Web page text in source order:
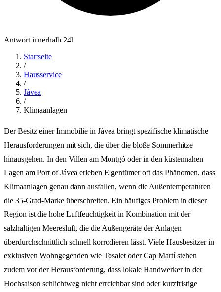
Antwort innerhalb 24h
Startseite
/
Hausservice
/
Jávea
/
Klimaanlagen
Der Besitz einer Immobilie in Jávea bringt spezifische klimatische
Herausforderungen mit sich, die über die bloße Sommerhitze
hinausgehen. In den Villen am Montgó oder in den küstennahen
Lagen am Port of Jávea erleben Eigentümer oft das Phänomen, dass
Klimaanlagen genau dann ausfallen, wenn die Außentemperaturen
die 35-Grad-Marke überschreiten. Ein häufiges Problem in dieser
Region ist die hohe Luftfeuchtigkeit in Kombination mit der
salzhaltigen Meeresluft, die die Außengeräte der Anlagen
überdurchschnittlich schnell korrodieren lässt. Viele Hausbesitzer in
exklusiven Wohngegenden wie Tosalet oder Cap Martí stehen
zudem vor der Herausforderung, dass lokale Handwerker in der
Hochsaison schlichtweg nicht erreichbar sind oder kurzfristige